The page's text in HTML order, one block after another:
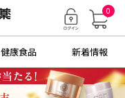
0
健康食品 新着情報